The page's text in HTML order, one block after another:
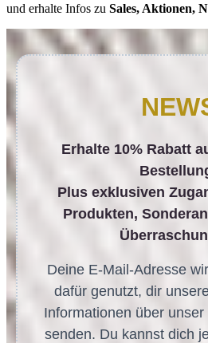
und erhalte Infos zu Sales, Aktionen,
Erhalte 10% Rabatt
Plus exklusiven
Produkten,
Deine E-Mail-Adresse
dafür genutzt, dir
Informationen über
senden. Du kannst dich